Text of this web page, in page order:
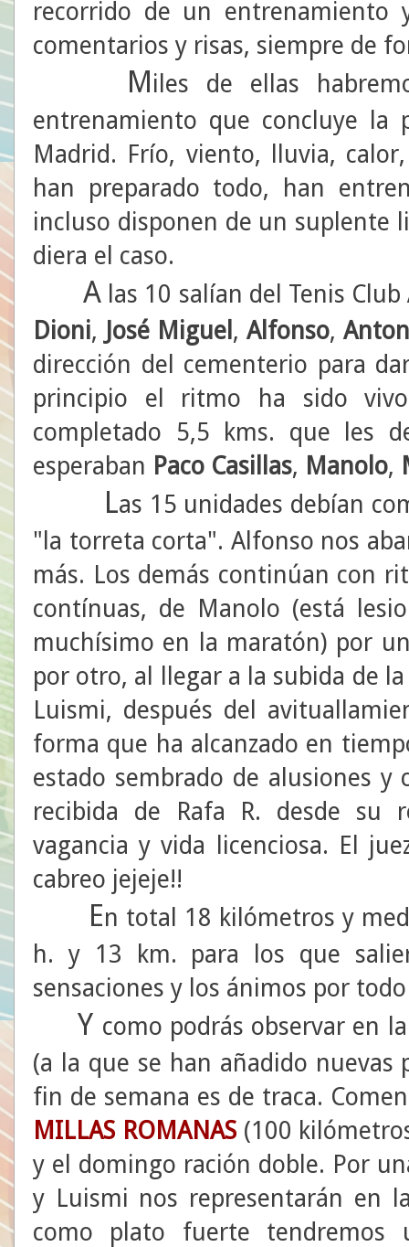
recorrido de un entrenamiento
comentarios y risas, siempre de
Miles de ellas
entrenamiento que concluye la
Madrid. Frío, viento, lluvia,
han preparado todo, han
incluso disponen de un suplente
diera el caso.
A las 10 salían del Tenis Club
Dioni, José Miguel , Alfonso,
dirección del cementerio para
principio el ritmo ha sido
completado 5,5 kms. que les
esperaban Paco Casillas, Manolo,
Las 15 unidades debían
"la torreta corta". Alfonso nos
más. Los demás continúan con
contínuas, de Manolo (está
muchísimo en la maratón) por
por otro, al llegar a la subida de
Luismi, después del
forma que ha alcanzado en
estado sembrado de alusiones
recibida de Rafa R. desde su
vagancia y vida licenciosa. El
cabreo jejeje!!
En total 18 kilómetros y
h. y 13 km. para los que
sensaciones y los ánimos por
Y como podrás observar en
(a la que se han añadido
fin de semana es de traca.
MILLAS ROMANAS(100
y el domingo ración doble. Por
y Luismi nos representarán en
como plato fuerte tendremos